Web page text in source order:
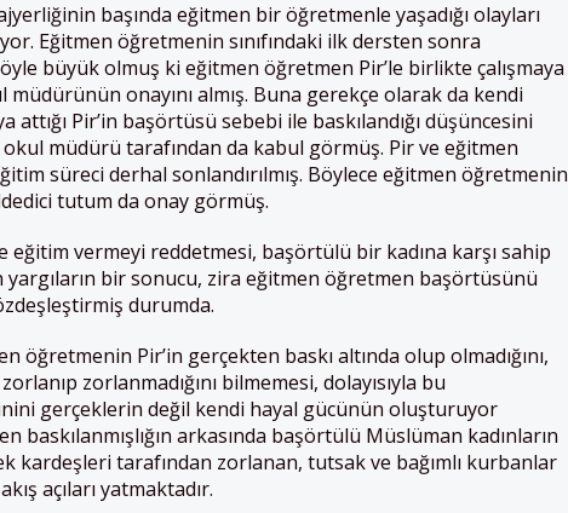
başında eğitmen bir öğretmenle yaşadığı olayları
Eğitmen öğretmenin sınıfındaki ilk dersten sonra
büyük olmuş ki eğitmen öğretmen Pir’le birlikte çalışmaya
onayını almış. Buna gerekçe olarak da kendi
Pir’in başörtüsü sebebi ile baskılandığı düşüncesini
müdürü tarafından da kabul görmüş. Pir ve eğitmen
süreci derhal sonlandırılmış. Böylece eğitmen öğretmenin
tutum da onay görmüş.
eğitim vermeyi reddetmesi, başörtülü bir kadına karşı sahip
yargıların bir sonucu, zira eğitmen öğretmen başörtüsünü
durumda.
öğretmenin Pir’in gerçekten baskı altında olup olmadığını,
zorlanmadığını bilmemesi, dolayısıyla bu
gerçeklerin değil kendi hayal gücünün oluşturuyor
baskılanmışlığın arkasında başörtülü Müslüman kadınların
kardeşleri tarafından zorlanan, tutsak ve bağımlı kurbanlar
açıları yatmaktadır.